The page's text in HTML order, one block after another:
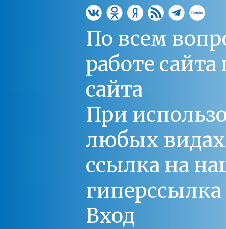
По всем
работе
сайта
При
любых
ссылка на
Вход